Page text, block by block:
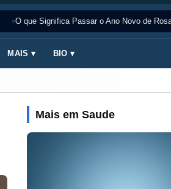
O que Significa Passar o Ano Novo de Rosa?
MAIS ▾ BIO ▾
Mais em Saude